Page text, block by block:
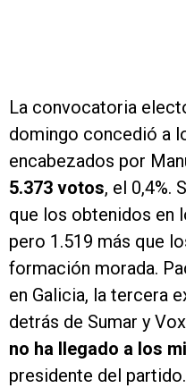
La convocatoria
domingo concedió a
encabezados por
5.373 votos, el 0,4%.
que los obtenidos en
pero 1.519 más que
formación morada.
en Galicia, la tercera
detrás de Sumar y
no ha llegado a los
presidente del